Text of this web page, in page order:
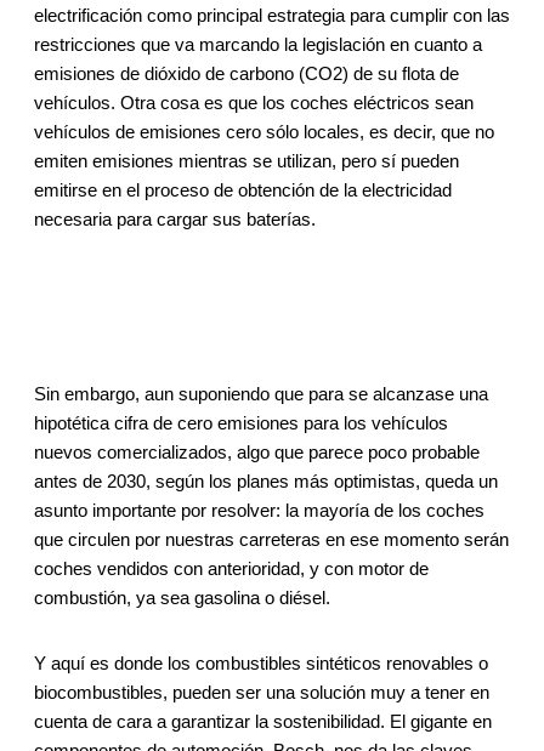
electrificación como principal estrategia para cumplir con las
restricciones que va marcando la legislación en cuanto a
emisiones de dióxido de carbono (CO2) de su flota de
vehículos. Otra cosa es que los coches eléctricos sean
vehículos de emisiones cero sólo locales, es decir, que no
emiten emisiones mientras se utilizan, pero sí pueden
emitirse en el proceso de obtención de la electricidad
necesaria para cargar sus baterías.
Sin embargo, aun suponiendo que para se alcanzase una
hipotética cifra de cero emisiones para los vehículos
nuevos comercializados, algo que parece poco probable
antes de 2030, según los planes más optimistas, queda un
asunto importante por resolver: la mayoría de los coches
que circulen por nuestras carreteras en ese momento serán
coches vendidos con anterioridad, y con motor de
combustión, ya sea gasolina o diésel.
Y aquí es donde los combustibles sintéticos renovables o
biocombustibles, pueden ser una solución muy a tener en
cuenta de cara a garantizar la sostenibilidad. El gigante en